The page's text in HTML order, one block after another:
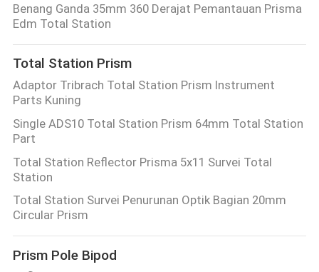
Benang Ganda 35mm 360 Derajat Pemantauan Prisma
Edm Total Station
Total Station Prism
Adaptor Tribrach Total Station Prism Instrument
Parts Kuning
Single ADS10 Total Station Prism 64mm Total Station
Part
Total Station Reflector Prisma 5x11 Survei Total
Station
Total Station Survei Penurunan Optik Bagian 20mm
Circular Prism
Prism Pole Bipod